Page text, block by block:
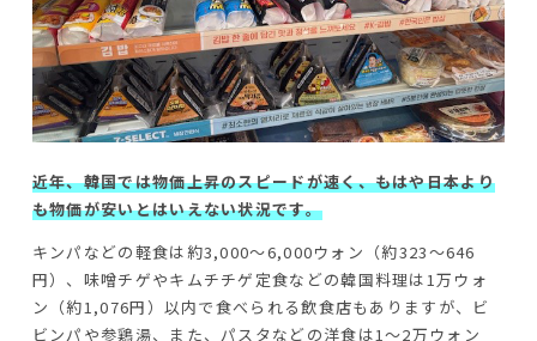
近年、韓国では物価上昇のスピードが速く、もはや日本より
も物価が安いとはいえない状況です。
キンパなどの軽食は約3,000～6,000ウォン（約323～646
円）、味噌チゲやキムチチゲ定食などの韓国料理は1万ウォ
ン（約1,076円）以内で食べられる飲食店もありますが、ビ
ビンパや参鶏湯、また、パスタなどの洋食は1～2万ウォン